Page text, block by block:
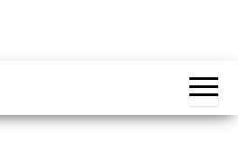
nyeste